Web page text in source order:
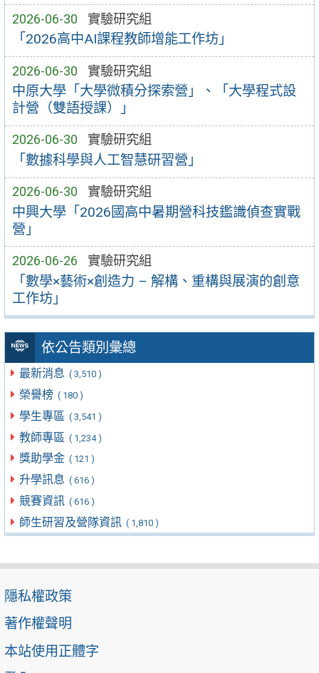
2026-06-30 實驗研究組
「2026高中AI課程教師增能工作坊」
2026-06-30 實驗研究組
中原大學「大學微積分探索營」、「大學程式設
計營（雙語授課）」
2026-06-30 實驗研究組
「數據科學與人工智慧研習營」
2026-06-30 實驗研究組
中興大學「2026國高中暑期營科技鑑識偵查實戰
營」
2026-06-26 實驗研究組
「數學×藝術×創造力 – 解構、重構與展演的創意
工作坊」
依公告類別彙總
最新消息 ( 3,510 )
榮譽榜 ( 180 )
學生專區 ( 3,541 )
教師專區 ( 1,234 )
獎助學金 ( 121 )
升學訊息 ( 616 )
競賽資訊 ( 616 )
師生研習及營隊資訊 ( 1,810 )
隱私權政策
著作權聲明
本站使用正體字